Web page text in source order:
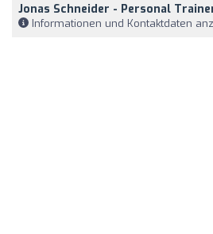
Jonas Schneider - Personal
Informationen und Kontaktdaten